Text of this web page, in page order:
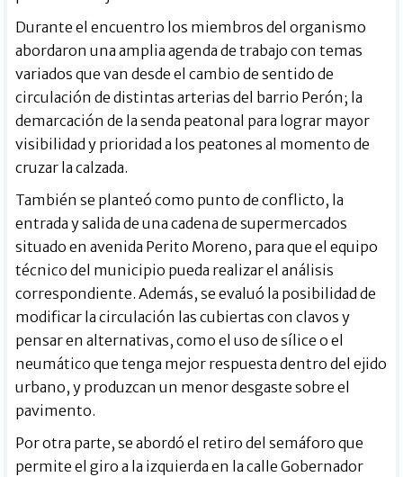
Durante el encuentro los miembros del organismo
abordaron una amplia agenda de trabajo con temas
variados que van desde el cambio de sentido de
circulación de distintas arterias del barrio Perón; la
demarcación de la senda peatonal para lograr mayor
visibilidad y prioridad a los peatones al momento de
cruzar la calzada.
También se planteó como punto de conflicto, la
entrada y salida de una cadena de supermercados
situado en avenida Perito Moreno, para que el equipo
técnico del municipio pueda realizar el análisis
correspondiente. Además, se evaluó la posibilidad de
modificar la circulación las cubiertas con clavos y
pensar en alternativas, como el uso de sílice o el
neumático que tenga mejor respuesta dentro del ejido
urbano, y produzcan un menor desgaste sobre el
pavimento.
Por otra parte, se abordó el retiro del semáforo que
permite el giro a la izquierda en la calle Gobernador